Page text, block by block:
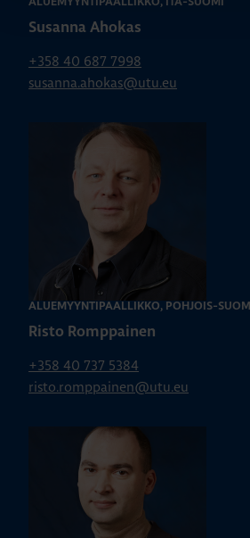
Susanna Ahokas
+358 40 687 7998
susanna.ahokas@utu.eu
ALUEMYYNTIPÄÄLLIKKÖ, POHJOIS-SUOMI
Risto Romppainen
+358 40 737 5384
risto.romppainen@utu.eu